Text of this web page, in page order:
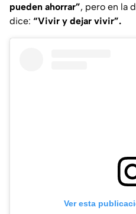
pueden ahorrar”, pero en la
dice: “Vivir y dejar vivir”.
Ver esta